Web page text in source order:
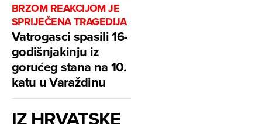
BRZOM REAKCIJOM JE
SPRIJEČENA TRAGEDIJA
Vatrogasci spasili 16-
godišnjakinju iz
gorućeg stana na 10.
katu u Varaždinu